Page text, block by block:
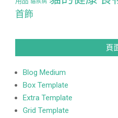
貓疾病
首飾
頁
Blog Medium
Box Template
Extra Template
Grid Template